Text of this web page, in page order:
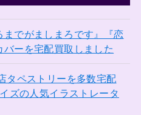
でがましまろです』『恋
ーを宅配買取しました
タペストリーを多数宅配
ズの人気イラストレータ